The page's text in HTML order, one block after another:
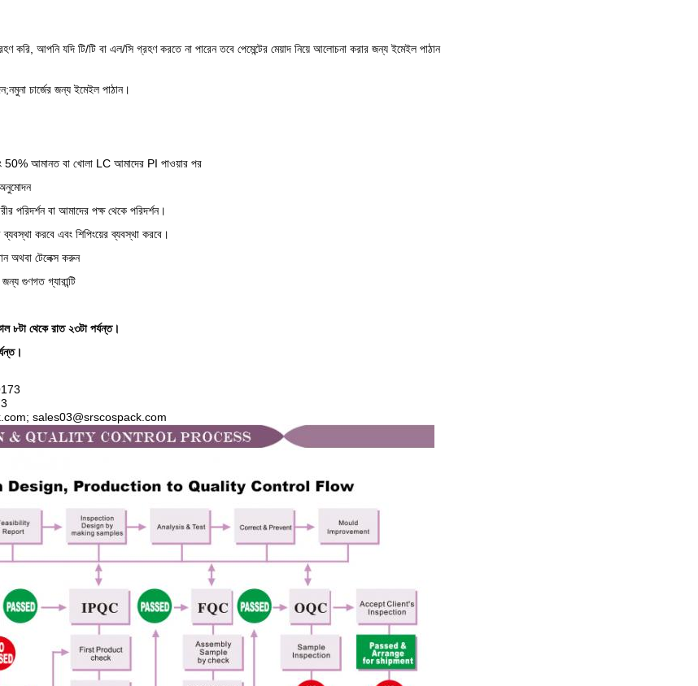
করি, আপনি যদি টি/টি বা এল/সি গ্রহণ করতে না পারেন তবে পেমেন্টের মেয়াদ নিয়ে আলোচনা করার জন্য ইমেইল পাঠান
নমুনা চার্জের জন্য ইমেইল পাঠান।
50% আমানত বা খোলা LC আমাদের PI পাওয়ার পর
পরিদর্শন বা আমাদের পক্ষ থেকে পরিদর্শন।
ব্যবস্থা করবে এবং শিপিংয়ের ব্যবস্থা করবে।
অথবা টেলেক্স করুন
গুণগত গ্যারান্টি
৮টা থেকে রাত ২৩টা পর্যন্ত।
sales03@srscospack.com